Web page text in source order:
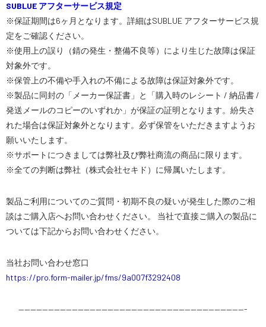
SEKIDO
コーポレートサイト
SEKIDO 会社概要
SUBLUE アフターサービス規定
※保証期間は6ヶ月となります。詳細はSUBLUE アフターサービス規
定をご確認ください。
※使用上の誤り（錆の発生・整備不良等）により生じた故障は保証
対象外です。
※保管上の不備や手入れの不備による故障は保証対象外です。
※製品に同封の「メーカー保証書」と「購入時のレシート / 納品書 /
発送メールのコピーのいずれか」が保証の証明となります。紛失さ
れた場合は保証対象外となります。必ず保管をいただきますようお
願いいたします。
※サポートにつきましては弊社及び弊社商流の商品に限ります。
※全ての判断は弊社（株式会社セキド）に帰属いたします。
製品ご利用についてのご質問・初期不良の疑いが発生した際のご相
談はご購入店へお問い合わせください。 当社で直接ご購入の製品に
ついては下記からお問い合わせください。
当社お問い合わせ窓口
https://pro.form-mailer.jp/fms/9a007f3292408
——————————————————————————————————————-